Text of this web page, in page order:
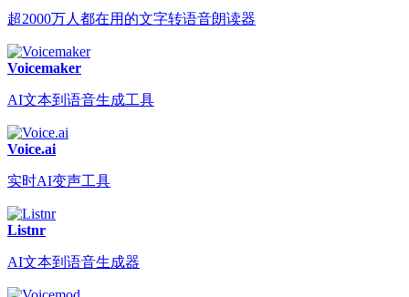
超2000万人都在用的文字转语音朗读器
Voicemaker
AI文本到语音生成工具
Voice.ai
实时AI变声工具
Listnr
AI文本到语音生成器